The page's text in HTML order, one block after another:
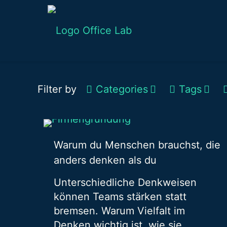
Filter by Categories Tags
Warum du Menschen brauchst, die
anders denken als du
Unterschiedliche Denkweisen
können Teams stärken statt
bremsen. Warum Vielfalt im